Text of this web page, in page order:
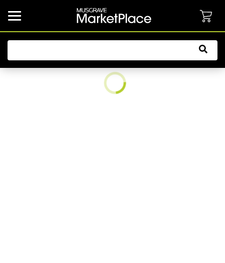
common.button.navbarCollapsed.text